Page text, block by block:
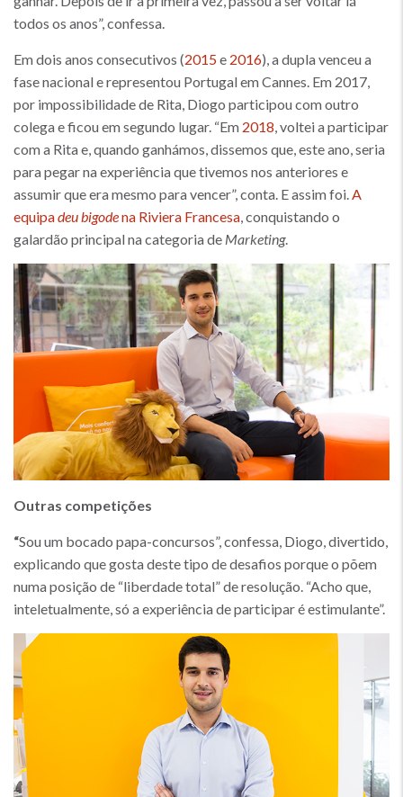
todos os anos”, confessa.
Em dois anos consecutivos (2015e 2016), a dupla venceu a
fase nacional e representou Portugal em Cannes. Em 2017,
por impossibilidade de Rita, Diogo participou com outro
colega e ficou em segundo lugar. “Em 2018, voltei a participar
com a Rita e, quando ganhámos, dissemos que, este ano, seria
para pegar na experiência que tivemos nos anteriores e
assumir que era mesmo para vencer”, conta. E assim foi.A
equipadeu bigodena Riviera Francesa, conquistando o
galardão principal na categoria de Marketing.
Outras competições
“Sou um bocado papa-concursos”, confessa, Diogo, divertido,
explicando que gosta deste tipo de desafios porque o põem
numa posição de “liberdade total” de resolução. “Acho que,
inteletualmente, só a experiência de participar é estimulante”.